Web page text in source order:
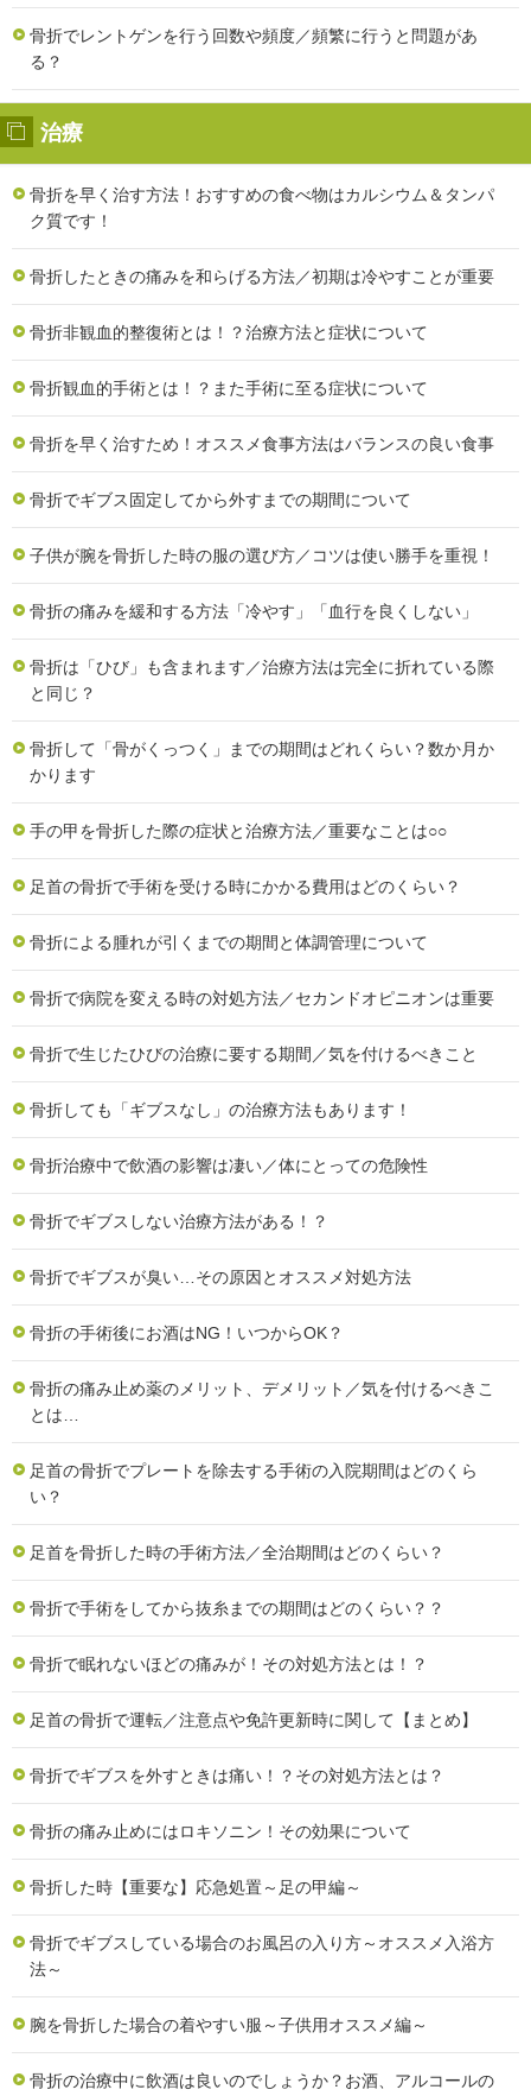
骨折でレントゲンを行う回数や頻度／頻繁に行うと問題があ
る？
治療
骨折を早く治す方法！おすすめの食べ物はカルシウム＆タンパ
ク質です！
骨折したときの痛みを和らげる方法／初期は冷やすことが重要
骨折非観血的整復術とは！？治療方法と症状について
骨折観血的手術とは！？また手術に至る症状について
骨折を早く治すため！オススメ食事方法はバランスの良い食事
骨折でギブス固定してから外すまでの期間について
子供が腕を骨折した時の服の選び方／コツは使い勝手を重視！
骨折の痛みを緩和する方法「冷やす」「血行を良くしない」
骨折は「ひび」も含まれます／治療方法は完全に折れている際
と同じ？
骨折して「骨がくっつく」までの期間はどれくらい？数か月か
かります
手の甲を骨折した際の症状と治療方法／重要なことは○○
足首の骨折で手術を受ける時にかかる費用はどのくらい？
骨折による腫れが引くまでの期間と体調管理について
骨折で病院を変える時の対処方法／セカンドオピニオンは重要
骨折で生じたひびの治療に要する期間／気を付けるべきこと
骨折しても「ギブスなし」の治療方法もあります！
骨折治療中で飲酒の影響は凄い／体にとっての危険性
骨折でギブスしない治療方法がある！？
骨折でギブスが臭い…その原因とオススメ対処方法
骨折の手術後にお酒はNG！いつからOK？
骨折の痛み止め薬のメリット、デメリット／気を付けるべきこ
とは…
足首の骨折でプレートを除去する手術の入院期間はどのくら
い？
足首を骨折した時の手術方法／全治期間はどのくらい？
骨折で手術をしてから抜糸までの期間はどのくらい？？
骨折で眠れないほどの痛みが！その対処方法とは！？
足首の骨折で運転／注意点や免許更新時に関して【まとめ】
骨折でギブスを外すときは痛い！？その対処方法とは？
骨折の痛み止めにはロキソニン！その効果について
骨折した時【重要な】応急処置～足の甲編～
骨折でギブスしている場合のお風呂の入り方～オススメ入浴方
法～
腕を骨折した場合の着やすい服～子供用オススメ編～
骨折の治療中に飲酒は良いのでしょうか？お酒、アルコールの